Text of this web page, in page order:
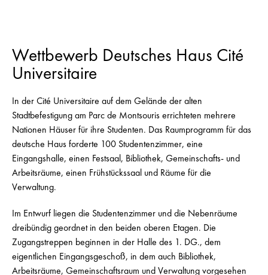
Wettbewerb Deutsches Haus Cité
Universitaire
In der Cité Universitaire auf dem Gelände der alten
Stadtbefestigung am Parc de Montsouris errichteten mehrere
Nationen Häuser für ihre Studenten. Das Raumprogramm für das
deutsche Haus forderte 100 Studentenzimmer, eine
Eingangshalle, einen Festsaal, Bibliothek, Gemeinschafts- und
Arbeitsräume, einen Frühstückssaal und Räume für die
Verwaltung.
Im Entwurf liegen die Studentenzimmer und die Nebenräume
dreibündig geordnet in den beiden oberen Etagen. Die
Zugangstreppen beginnen in der Halle des 1. DG., dem
eigentlichen Eingangsgeschoß, in dem auch Bibliothek,
Arbeitsräume, Gemeinschaftsraum und Verwaltung vorgesehen